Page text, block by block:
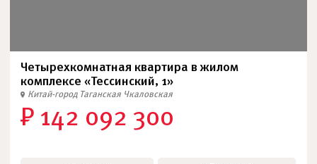
Четырехкомнатная квартира в жилом
комплексе «Тессинский, 1»
Китай-город Таганская Чкаловская
₽ 142 092 300